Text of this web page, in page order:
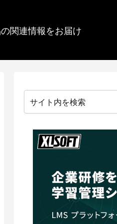
関連情報をお届け